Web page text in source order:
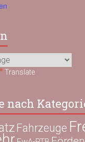
Translate
nach
Fahrzeuge